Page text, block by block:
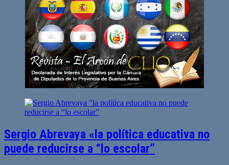
Sergio Abrevaya «la política educativa no
puede reducirse a “lo escolar”